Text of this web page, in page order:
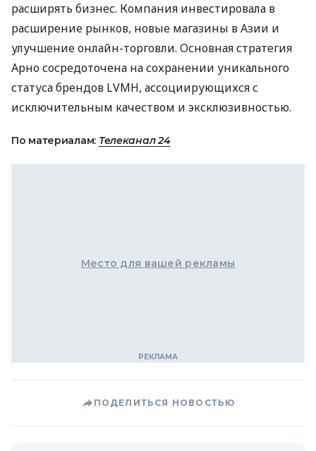
расширять бизнес. Компания инвестировала в
расширение рынков, новые магазины в Азии и
улучшение онлайн-торговли. Основная стратегия
Арно сосредоточена на сохранении уникального
статуса брендов LVMH, ассоциирующихся с
исключительным качеством и эксклюзивностью.
По материалам: Телеканал 24
Место для вашей рекламы
ПОДЕЛИТЬСЯ НОВОСТЬЮ